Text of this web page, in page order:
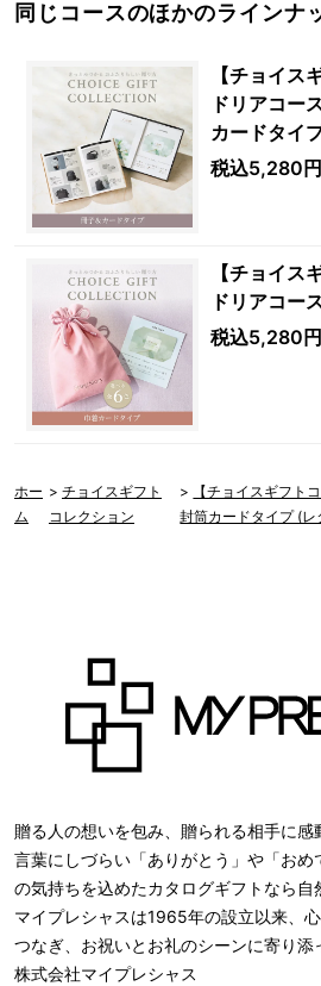
同じコースのほかのラインナ
【チョイス
ドリアコー
カードタイ
税込5,280円
【チョイス
ドリアコー
税込5,280円
ホー
ム
> チョイスギフト
コレクション
>
【チョイスギフト
封筒カードタイプ (
贈る人の想いを包み、贈られる相手に
言葉にしづらい「ありがとう」や「お
の気持ちを込めたカタログギフトなら自
マイプレシャスは1965年の設立以来、
つなぎ、お祝いとお礼のシーンに寄り添
株式会社マイプレシャス